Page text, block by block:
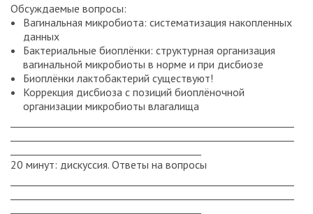
Обсуждаемые вопросы:
Вагинальная микробиота: систематизация накопленных
данных
Бактериальные биоплёнки: структурная организация
вагинальной микробиоты в норме и при дисбиозе
Биоплёнки лактобактерий существуют!
Коррекция дисбиоза с позиций биоплёночной
организации микробиоты влагалища
20 минут: дискуссия. Ответы на вопросы